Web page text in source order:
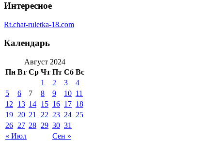
Интересное
Rt.chat-ruletka-18.com
Календарь
Август 2024
Пн Вт Ср Чт Пт Сб Вс
« Июл Сен »
1 2 3
4
5
6 7 8 9 10 11
12
13 14 15 16 17 18
19 20 21 22 23 24 25
26 27 28 29 30 31